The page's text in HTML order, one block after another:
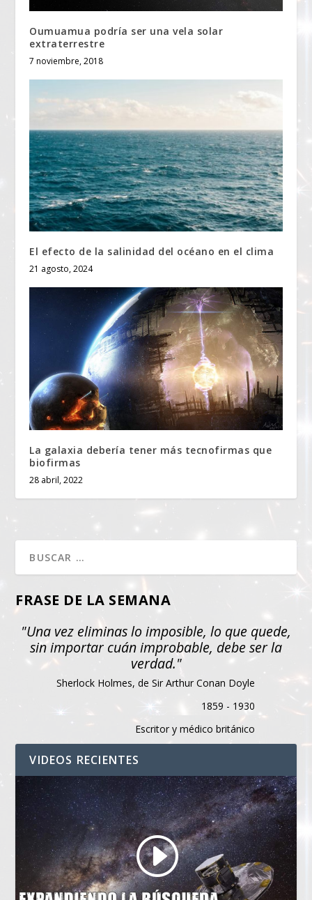
Oumuamua podría ser una vela solar
extraterrestre
7 noviembre, 2018
El efecto de la salinidad del océano en el clima
21 agosto, 2024
La galaxia debería tener más tecnofirmas que
biofirmas
28 abril, 2022
FRASE DE LA SEMANA
"Una vez eliminas lo imposible, lo que quede,
sin importar cuán improbable, debe ser la
verdad."
Sherlock Holmes, de Sir Arthur Conan Doyle
1859 - 1930
Escritor y médico británico
VIDEOS RECIENTES